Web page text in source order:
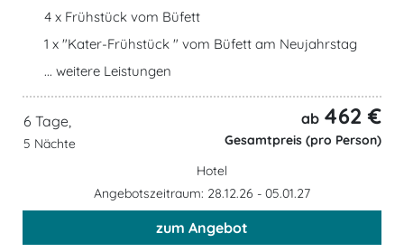
4 x Frühstück vom Büfett
1 x "Kater-Frühstück " vom Büfett am Neujahrstag
... weitere Leistungen
6 Tage,
5 Nächte
ab 462 €
Gesamtpreis (pro Person)
Hotel
Angebotszeitraum: 28.12.26 - 05.01.27
zum Angebot